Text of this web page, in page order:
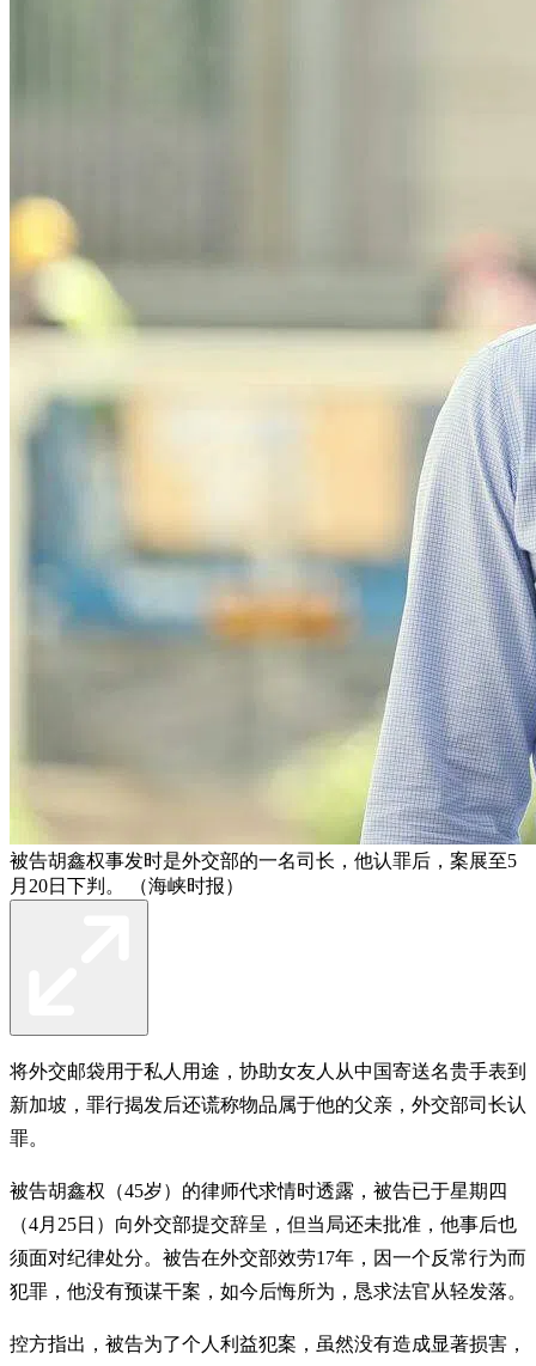
被告胡鑫权事发时是外交部的一名司长，他认罪后，案展至5
月20日下判。 （海峡时报）
将外交邮袋用于私人用途，协助女友人从中国寄送名贵手表到
新加坡，罪行揭发后还谎称物品属于他的父亲，外交部司长认
罪。
被告胡鑫权（45岁）的律师代求情时透露，被告已于星期四
（4月25日）向外交部提交辞呈，但当局还未批准，他事后也
须面对纪律处分。被告在外交部效劳17年，因一个反常行为而
犯罪，他没有预谋干案，如今后悔所为，恳求法官从轻发落。
控方指出，被告为了个人利益犯案，虽然没有造成显著损害，